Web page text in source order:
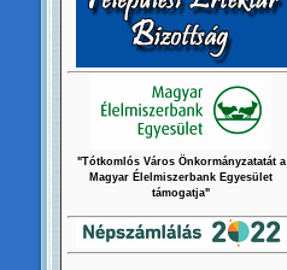
"Tótkomlós Város Önkormányzatatát a
Magyar Élelmiszerbank Egyesület
támogatja"